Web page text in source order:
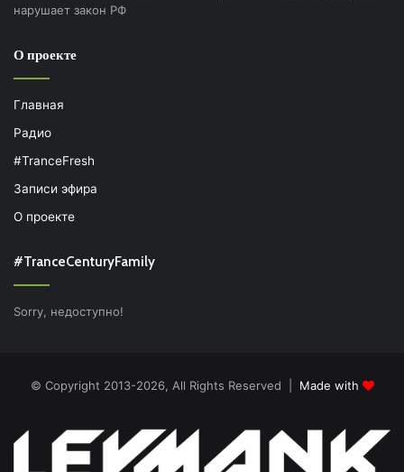
нарушает закон РФ
О проекте
Главная
Радио
#TranceFresh
Записи эфира
О проекте
#TranceCenturyFamily
Sorry, недоступно!
© Copyright 2013-2026, All Rights Reserved | Made with